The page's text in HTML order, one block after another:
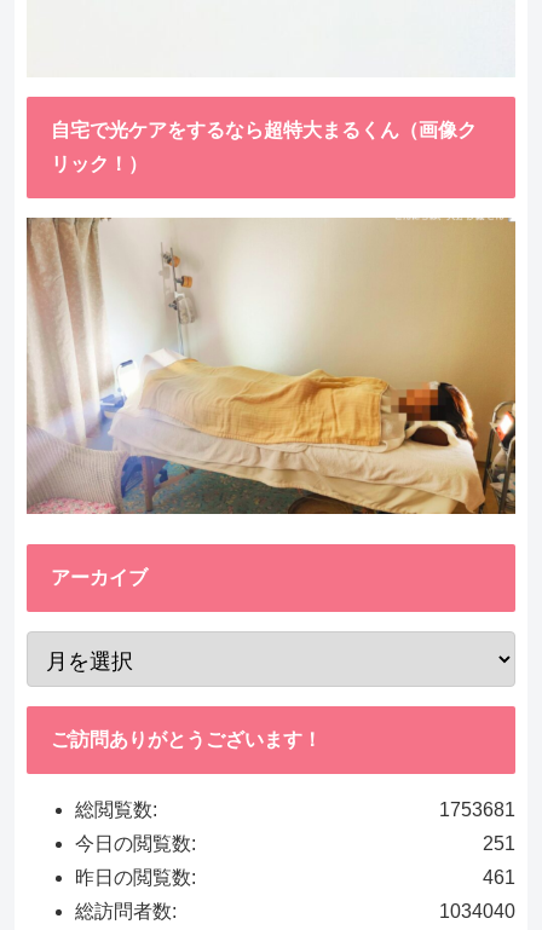
自宅で光ケアをするなら超特大まるくん（画像ク
リック！）
アーカイブ
ご訪問ありがとうございます！
1753681
総閲覧数:
251
今日の閲覧数:
461
昨日の閲覧数:
1034040
総訪問者数: